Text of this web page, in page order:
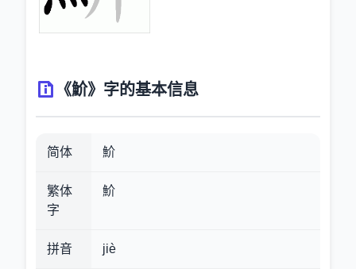
《魪》字的基本信息
简体 魪
繁体
字
魪
拼音 jiè